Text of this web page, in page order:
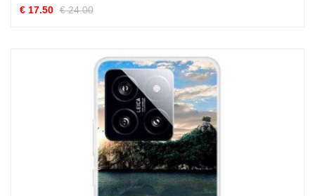
€ 17.50 € 24.00